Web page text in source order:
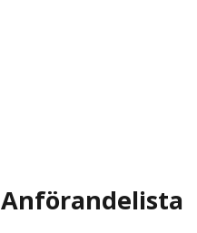
Anförandelista